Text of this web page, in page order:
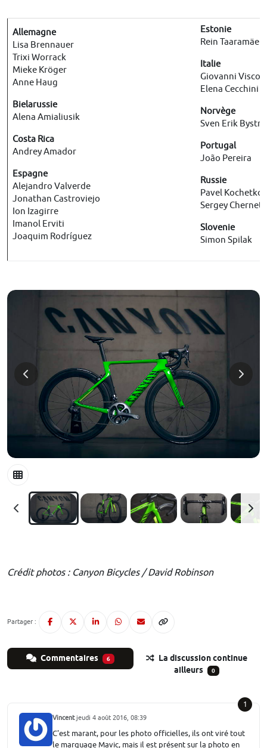
Allemagne
Lisa Brennauer
Trixi Worrack
Mieke Kröger
Anne Haug
Bielarussie
Alena Amialiusik
Costa Rica
Andrey Amador
Espagne
Alejandro Valverde
Jonathan Castroviejo
Ion Izagirre
Imanol Erviti
Joaquim Rodríguez
Estonie
Rein Taaramäe
Italie
Giovanni
Elena Cecchini
Norvège
Sven Erik
Portugal
João Pereira
Russie
Pavel Kochetkov
Sergey
Slovenie
Simon Spilak
Crédit photos : Canyon Bicycles / David Robinson
Partager :
Commentaires 6
La discussion continue
ailleurs
0
1
Vincentjeudi 4 août 2016, 08:39
C'est marant, pour les photo officielles, ils ont viré tout
le marquage Mavic, mais il est présent sur la photo en